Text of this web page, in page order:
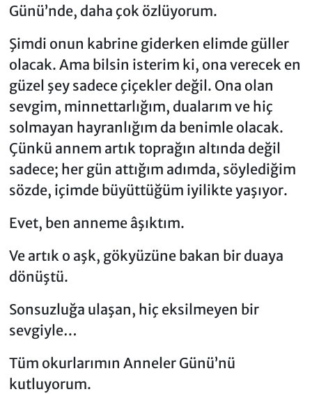
Günü’nde, daha çok özlüyorum.
Şimdi onun kabrine giderken elimde güller
olacak. Ama bilsin isterim ki, ona verecek en
güzel şey sadece çiçekler değil. Ona olan
sevgim, minnettarlığım, dualarım ve hiç
solmayan hayranlığım da benimle olacak.
Çünkü annem artık toprağın altında değil
sadece; her gün attığım adımda, söylediğim
sözde, içimde büyüttüğüm iyilikte yaşıyor.
Evet, ben anneme âşıktım.
Ve artık o aşk, gökyüzüne bakan bir duaya
dönüştü.
Sonsuzluğa ulaşan, hiç eksilmeyen bir
sevgiyle…
Tüm okurlarımın Anneler Günü’nü
kutluyorum.